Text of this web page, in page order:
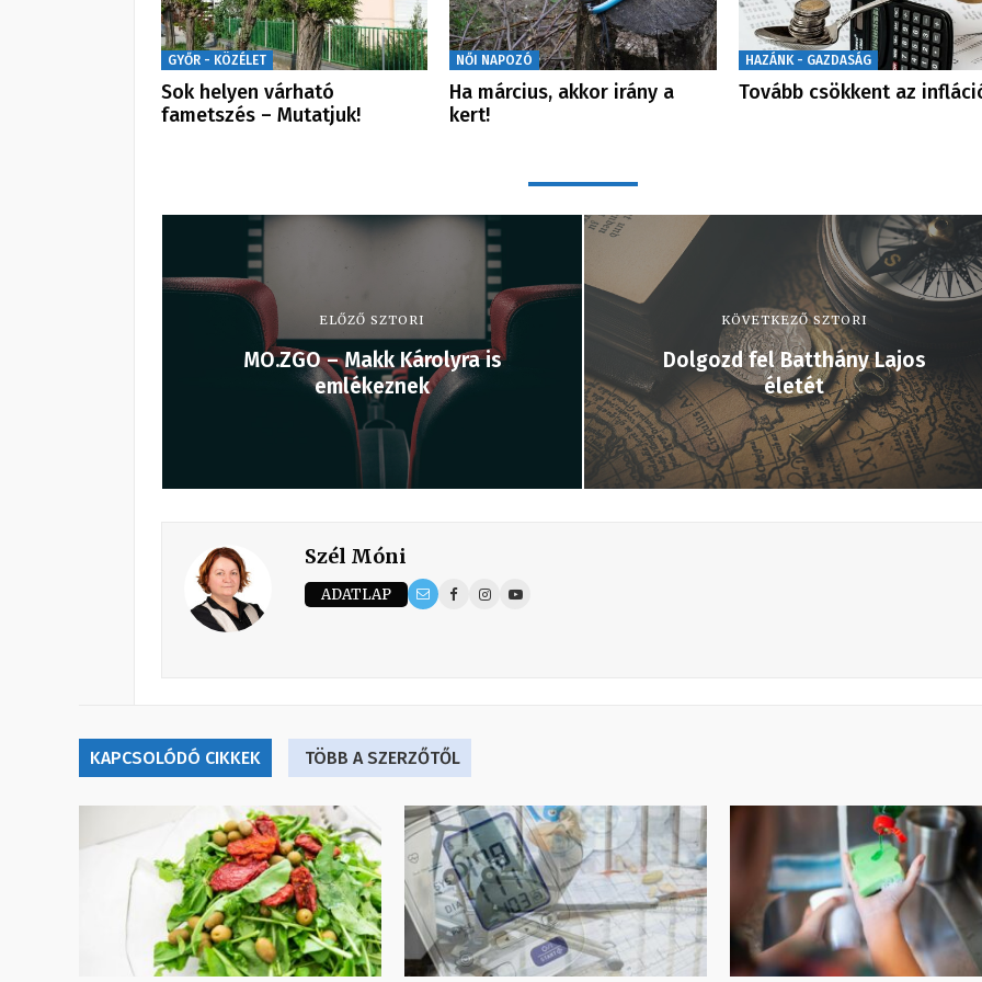
GYŐR - KÖZÉLET
Sok helyen várható
fametszés – Mutatjuk!
NŐI NAPOZÓ
Ha március, akkor irány a
kert!
HAZÁNK - GAZDASÁG
Tovább csökkent az
ELŐZŐ SZTORI
MO.ZGO – Makk Károlyra is
emlékeznek
KÖVETKEZŐ SZTORI
Dolgozd fel Batthány Lajos
életét
Szél Móni
ADATLAP
KAPCSOLÓDÓ CIKKEK TÖBB A SZERZŐTŐL